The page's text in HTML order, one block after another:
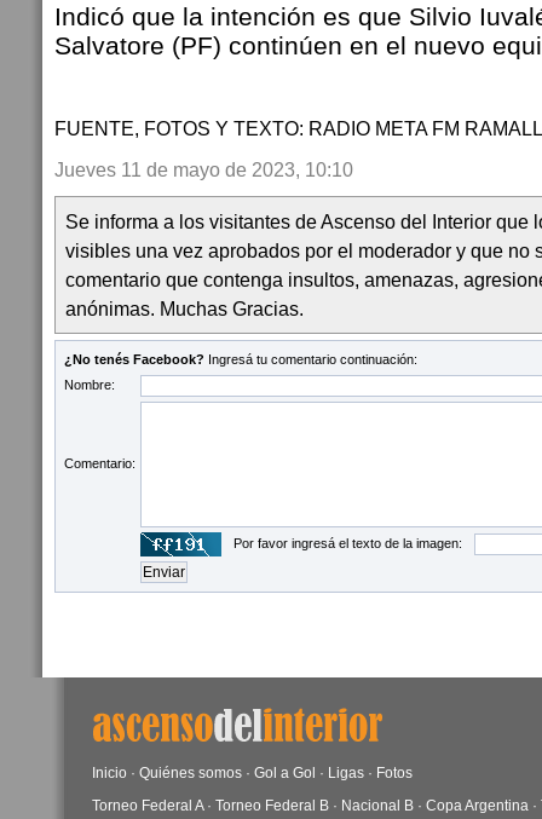
Indicó que la intención es que Silvio
Salvatore (PF) continúen en el nuevo
FUENTE, FOTOS Y TEXTO: RADIO META FM
Jueves 11 de mayo de 2023, 10:10
Se informa a los visitantes de Ascenso del Interior que
visibles una vez aprobados por el moderador y que no
comentario que contenga insultos, amenazas,
anónimas. Muchas Gracias.
¿No tenés Facebook? Ingresá tu comentario continuación:
Nombre:
Comentario:
Por favor ingresá el texto de la imagen:
Inicio · Quiénes somos · Gol a Gol · Ligas · Fotos
Torneo Federal A· Torneo Federal B · Nacional B · Copa Argentina ·